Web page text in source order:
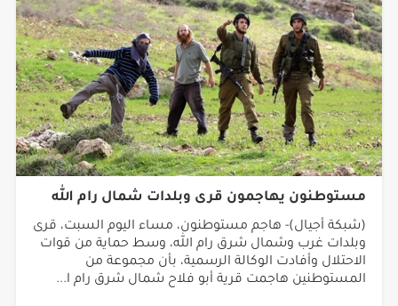
مستوطنون يهاجمون قرى وبلدات شمال رام الله
(شبكة أجيال)- هاجم مستوطنون، مساء اليوم السبت، قرى
وبلدات غرب وشمال شرق رام الله، وسط حماية من قوات
الاحتلال وأفادت الوكالة الرسمية، بأن مجموعة من
المستوطنين هاجمت قرية أبو فلاح شمال شرق رام ا...